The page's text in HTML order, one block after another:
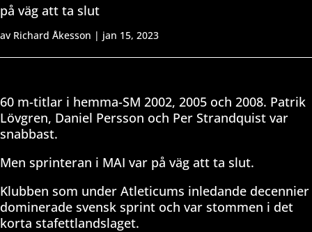
på väg att ta slut
av Richard Åkesson | jan 15, 2023
60 m-titlar i hemma-SM 2002, 2005 och 2008. Patrik
Lövgren, Daniel Persson och Per Strandquist var
snabbast.
Men sprinteran i MAI var på väg att ta slut.
Klubben som under Atleticums inledande decennier
dominerade svensk sprint och var stommen i det
korta stafettlandslaget.